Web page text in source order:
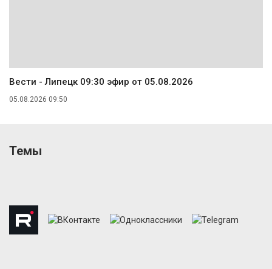
Вести - Липецк 09:30 эфир от 05.08.2026
05.08.2026 09:50
Темы